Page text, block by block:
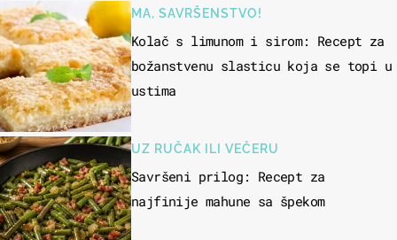
MA, SAVRŠENSTVO!
Kolač s limunom i sirom: Recept za
božanstvenu slasticu koja se topi u
ustima
UZ RUČAK ILI VEČERU
Savršeni prilog: Recept za
najfinije mahune sa špekom